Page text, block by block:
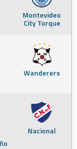
Montevideo
City Torque
Wanderers
Nacional